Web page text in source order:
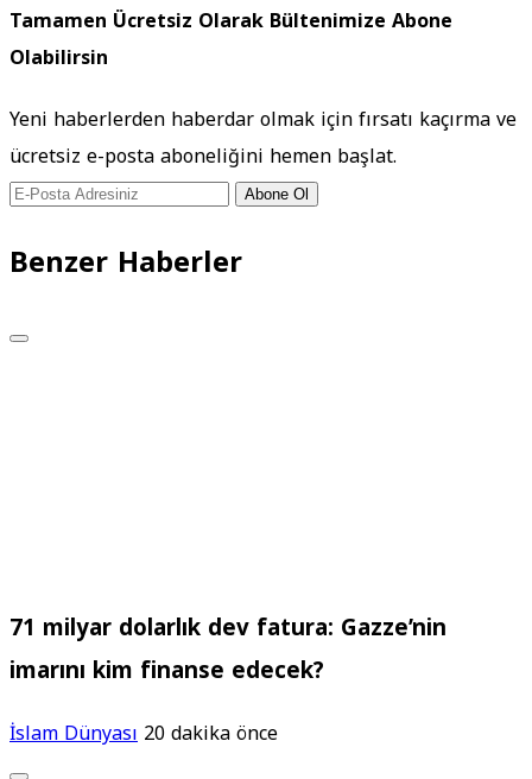
Tamamen Ücretsiz Olarak Bültenimize Abone
Olabilirsin
Yeni haberlerden haberdar olmak için fırsatı kaçırma ve
ücretsiz e-posta aboneliğini hemen başlat.
Abone Ol
Benzer Haberler
71 milyar dolarlık dev fatura: Gazze’nin
imarını kim finanse edecek?
İslam Dünyası20 dakika önce